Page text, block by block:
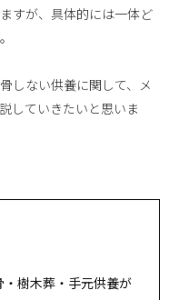
すが、具体的には一体ど
しない供養に関して、メ
していきたいと思いま
樹木葬・手元供養が